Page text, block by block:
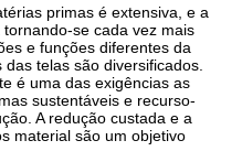
primas é extensiva, e a
se cada vez mais
e funções diferentes da
telas são diversificados.
é uma das exigências as
sustentáveis e recurso-
A redução custada e a
material são um objetivo